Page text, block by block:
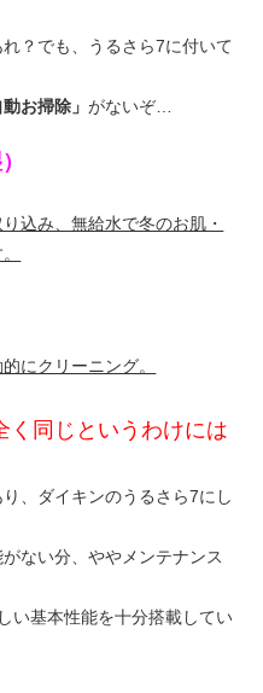
？でも、うるさら7に付いて
動お掃除」がないぞ…
込み、無給水で冬のお肌・
にクリーニング。
く同じというわけには
、ダイキンのうるさら7にし
ない分、ややメンテナンス
い基本性能を十分搭載してい